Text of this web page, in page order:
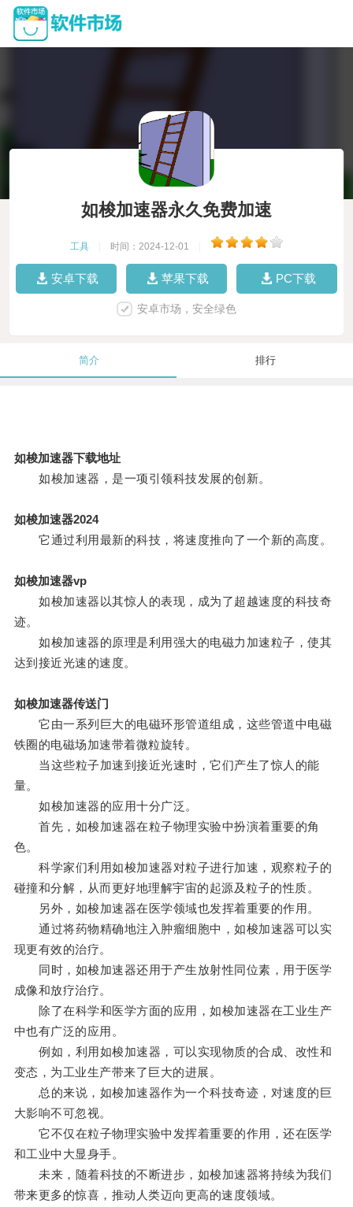
如梭加速器永久免费加速
工具 时间：2024-12-01
安卓下载 苹果下载 PC下载
安卓市场，安全绿色
简介 排行
如梭加速器下载地址
如梭加速器，是一项引领科技发展的创新。
如梭加速器2024
它通过利用最新的科技，将速度推向了一个新的高度。
如梭加速器vp
如梭加速器以其惊人的表现，成为了超越速度的科技奇
迹。
如梭加速器的原理是利用强大的电磁力加速粒子，使其
达到接近光速的速度。
如梭加速器传送门
它由一系列巨大的电磁环形管道组成，这些管道中电磁
铁圈的电磁场加速带着微粒旋转。
当这些粒子加速到接近光速时，它们产生了惊人的能
量。
如梭加速器的应用十分广泛。
首先，如梭加速器在粒子物理实验中扮演着重要的角
色。
科学家们利用如梭加速器对粒子进行加速，观察粒子的
碰撞和分解，从而更好地理解宇宙的起源及粒子的性质。
另外，如梭加速器在医学领域也发挥着重要的作用。
通过将药物精确地注入肿瘤细胞中，如梭加速器可以实
现更有效的治疗。
同时，如梭加速器还用于产生放射性同位素，用于医学
成像和放疗治疗。
除了在科学和医学方面的应用，如梭加速器在工业生产
中也有广泛的应用。
例如，利用如梭加速器，可以实现物质的合成、改性和
变态，为工业生产带来了巨大的进展。
总的来说，如梭加速器作为一个科技奇迹，对速度的巨
大影响不可忽视。
它不仅在粒子物理实验中发挥着重要的作用，还在医学
和工业中大显身手。
未来，随着科技的不断进步，如梭加速器将持续为我们
带来更多的惊喜，推动人类迈向更高的速度领域。